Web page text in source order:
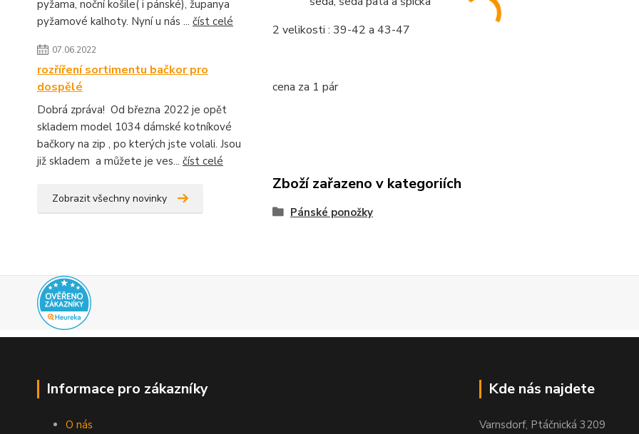
pyžama, noční košile( i pánské), županya
pyžamové kalhoty. Nyní u nás ... číst celé
07.06.2022
rozříření sortimentu bačkor pro
dospělé
Dobrá zpráva! Od března 2022 je opět
skladem model 1034 dámské kotníkové
bačkory na zip , po kterých jste volali. Jsou
již skladem a můžete je ves... číst celé
Zobrazit všechny novinky
2 velikosti : 39-42 a 43-47
cena za 1 pár
Zboží zařazeno v kategoriích
Pánské ponožky
Informace pro zákazníky
O nás
Kde nás najdete
Varnsdorf, Ptáčnická 3209